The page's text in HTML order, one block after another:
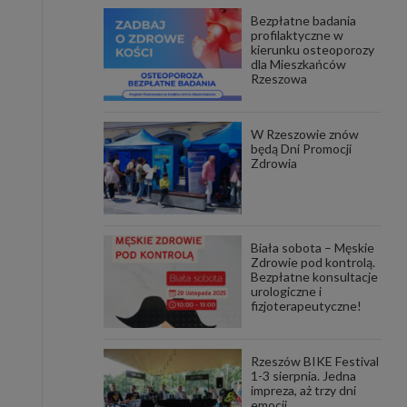
Aby
i ich
w
do
Bezpłatne badania
profilaktyczne w
kierunku osteoporozy
dla Mieszkańców
Rzeszowa
W Rzeszowie znów
będą Dni Promocji
Zdrowia
Biała sobota – Męskie
Zdrowie pod kontrolą.
Bezpłatne konsultacje
urologiczne i
fizjoterapeutyczne!
Rzeszów BIKE Festival
1-3 sierpnia. Jedna
impreza, aż trzy dni